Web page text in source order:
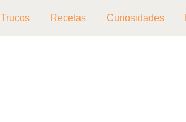
Trucos Recetas Curiosidades